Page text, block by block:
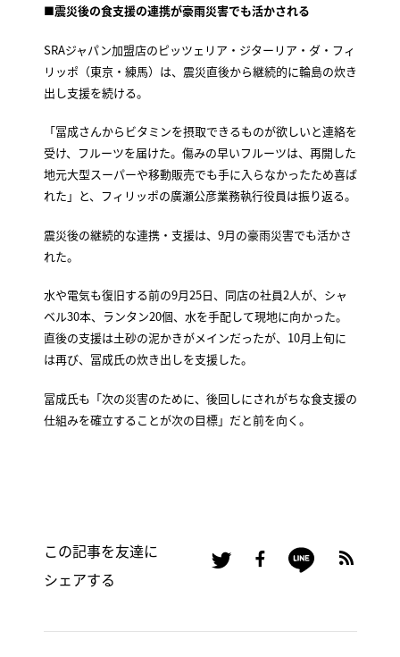
■震災後の食支援の連携が豪雨災害でも活かされる
SRAジャパン加盟店のピッツェリア・ジターリア・ダ・フィ
リッポ（東京・練馬）は、震災直後から継続的に輪島の炊き
出し支援を続ける。
「冨成さんからビタミンを摂取できるものが欲しいと連絡を
受け、フルーツを届けた。傷みの早いフルーツは、再開した
地元大型スーパーや移動販売でも手に入らなかったため喜ば
れた」と、フィリッポの廣瀬公彦業務執行役員は振り返る。
震災後の継続的な連携・支援は、9月の豪雨災害でも活かさ
れた。
水や電気も復旧する前の9月25日、同店の社員2人が、シャ
ベル30本、ランタン20個、水を手配して現地に向かった。
直後の支援は土砂の泥かきがメインだったが、10月上旬に
は再び、冨成氏の炊き出しを支援した。
冨成氏も「次の災害のために、後回しにされがちな食支援の
仕組みを確立することが次の目標」だと前を向く。
この記事を友達に
シェアする